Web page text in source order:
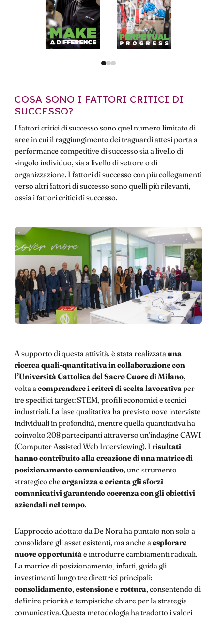
COSA SONO I FATTORI CRITICI DI
SUCCESSO?
I fattori critici di successo sono quel numero limitato di
aree in cui il raggiungimento dei traguardi attesi porta a
performance competitive di successo sia a livello di
singolo individuo, sia a livello di settore o di
organizzazione. I fattori di successo con più collegamenti
verso altri fattori di successo sono quelli più rilevanti,
ossia i fattori critici di successo.
A supporto di questa attività, è stata realizzata una
ricerca quali-quantitativa in collaborazione con
l’Università Cattolica del Sacro Cuore di Milano,
volta a comprendere i criteri di scelta lavorativaper
tre specifici target: STEM, profili economici e tecnici
industriali. La fase qualitativa ha previsto nove interviste
individuali in profondità, mentre quella quantitativa ha
coinvolto 208 partecipanti attraverso un’indagine CAWI
(Computer Assisted Web Interviewing). I risultati
hanno contribuito alla creazione di una matrice di
posizionamento comunicativo, uno strumento
strategico che organizza e orienta gli sforzi
comunicativi garantendo coerenza con gli obiettivi
aziendali nel tempo.
L’approccio adottato da De Nora ha puntato non solo a
consolidare gli asset esistenti, ma anche a esplorare
nuove opportunitàe introdurre cambiamenti radicali.
La matrice di posizionamento, infatti, guida gli
investimenti lungo tre direttrici principali:
consolidamento, estensionee rottura, consentendo di
definire priorità e tempistiche chiare per la strategia
comunicativa. Questa metodologia ha tradotto i valori